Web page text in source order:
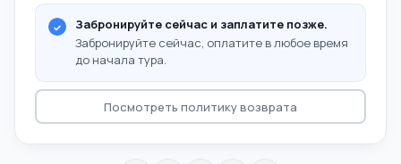
Забронируйте сейчас и заплатите позже.
Забронируйте сейчас, оплатите в любое время
до начала тура.
Посмотреть политику возврата